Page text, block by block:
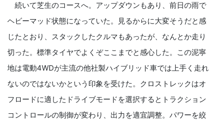
続いて芝生のコースへ。アップダウンもあり、前日の雨で
ヘビーマッド状態になっていた。見るからに大変そうだと感
じたとおり、スタックしたクルマもあったが、なんとか走り
切った。標準タイヤでよくぞここまでと感心した。この泥寧
地は電動4WDが主流の他社製ハイブリッド車では上手く走れ
ないのではないかという印象を受けた。クロストレックはオ
フロードに適したドライブモードを選択するとトラクション
コントロールの制御が変わり、出力を適宜調整。パワーを絞